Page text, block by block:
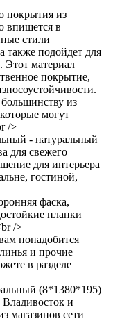
покрытия из
впишется в
стили
также подойдет для
Этот материал
покрытие,
из
могут
/>
- натуральный
для свежего
для интерьера
гостиной,
фаска,
планки
/>
понадобится
и прочие
в разделе
(8*1380*195)
Владивосток и
магазинов сети